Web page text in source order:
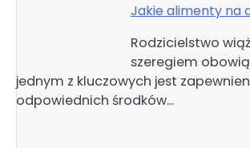
Jakie alimenty na
Rodzicielstwo
szeregiem
jednym z kluczowych jest
odpowiednich środków…